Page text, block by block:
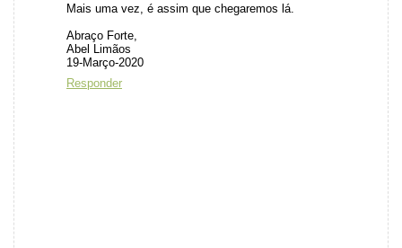
Mais uma vez, é assim que chegaremos lá.
Abraço Forte,
Abel Limãos
19-Março-2020
Responder